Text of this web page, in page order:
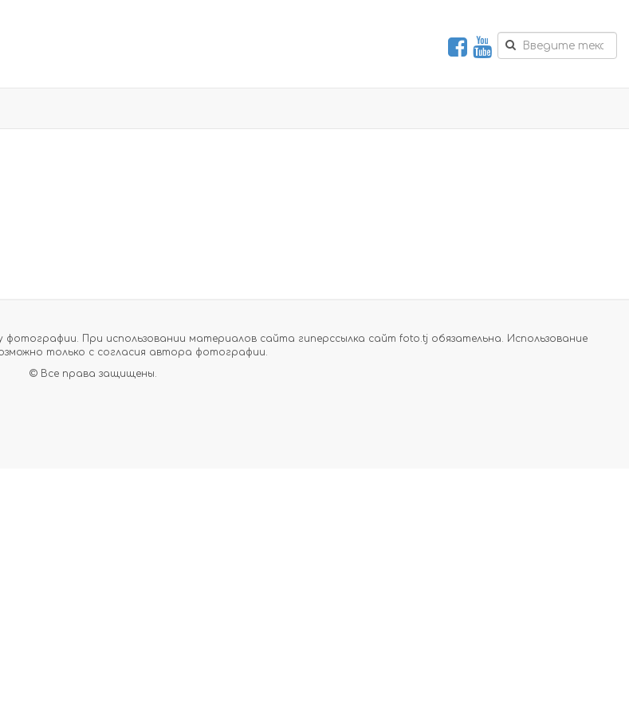
При использовании материалов сайта гиперссылка сайт foto.tj обязательна. Использование
только с согласия автора фотографии.
© Все права защищены.